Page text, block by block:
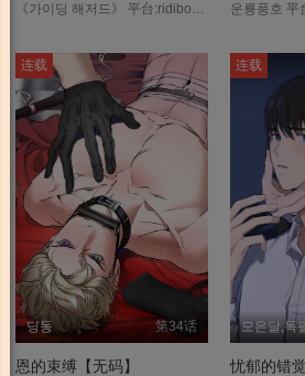
《가이딩 해저드》 平台:ridibooks 李泰健，一位因创伤而拒绝接受疏导的哨兵。 他的新向导徐恩成尝试了他以前从未见过的温和疏导。 从不越界的徐恩成这种态度放大李泰健的怀疑， 导致李泰健暴露了自己的真实感受。 以嚮导和哨兵身份相识的两人，各自对过去的记忆各有不同……？....
第34话
딩동
连载
恩的束缚【无码】
모은달,독
连载
忧郁的错